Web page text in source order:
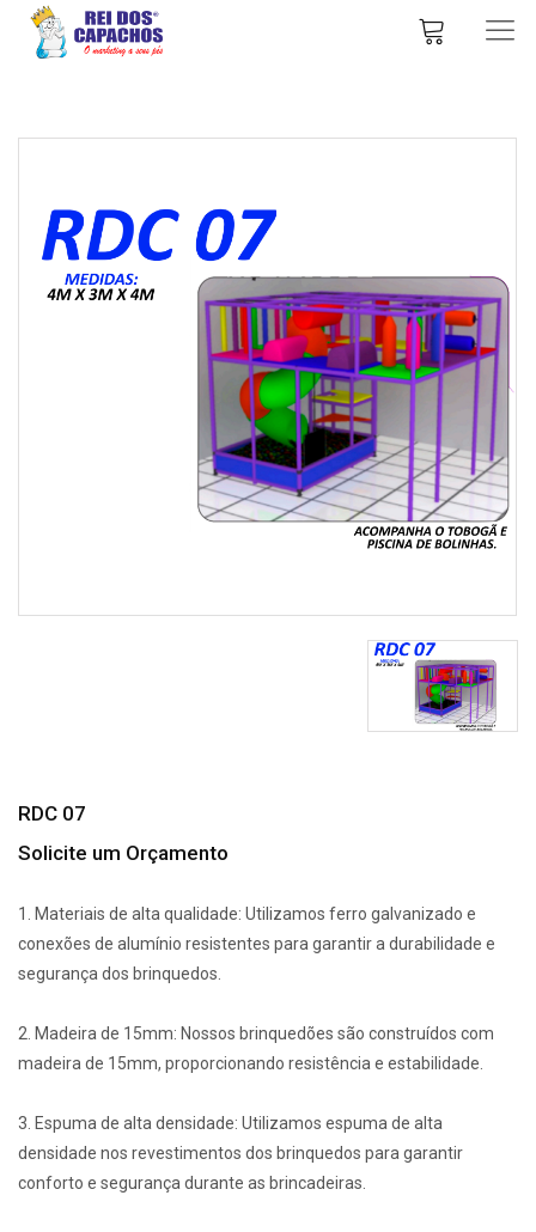
RDC 07
Solicite um Orçamento
1. Materiais de alta qualidade: Utilizamos ferro galvanizado e
conexões de alumínio resistentes para garantir a durabilidade e
segurança dos brinquedos.
2. Madeira de 15mm: Nossos brinquedões são construídos com
madeira de 15mm, proporcionando resistência e estabilidade.
3. Espuma de alta densidade: Utilizamos espuma de alta
densidade nos revestimentos dos brinquedos para garantir
conforto e segurança durante as brincadeiras.